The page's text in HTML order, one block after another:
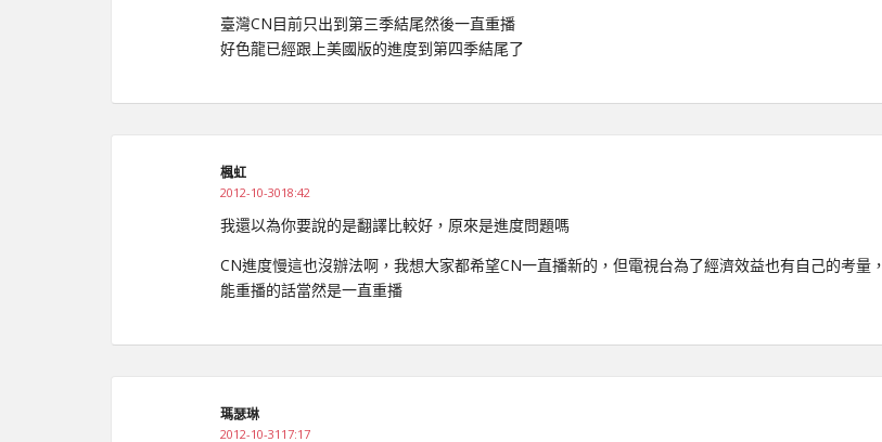
臺灣CN目前只出到第三季結尾然後一直重播
好色龍已經跟上美國版的進度到第四季結尾了
楓虹
2012-10-3018:42
我還以為你要說的是翻譯比較好，原來是進度問題嗎
CN進度慢這也沒辦法啊，我想大家都希望CN一直播新的，但電視台為了經濟效益也有自己的考量，
能重播的話當然是一直重播
瑪瑟琳
2012-10-3117:17